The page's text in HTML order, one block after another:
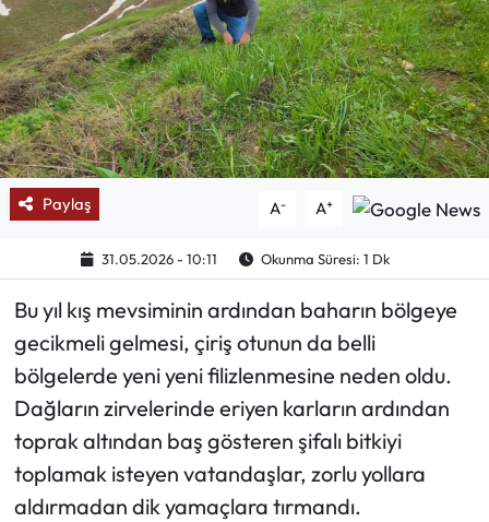
Paylaş A- A+
31.05.2026 - 10:11 Okunma Süresi: 1 Dk
Bu yıl kış mevsiminin ardından baharın bölgeye
gecikmeli gelmesi, çiriş otunun da belli
bölgelerde yeni yeni filizlenmesine neden oldu.
Dağların zirvelerinde eriyen karların ardından
toprak altından baş gösteren şifalı bitkiyi
toplamak isteyen vatandaşlar, zorlu yollara
aldırmadan dik yamaçlara tırmandı.
Mektup Galeri
Röportaj
Manşet
Köşe Yazıları
Karikatür Galeri
BIK
ASTROLOJİ
Spor Yazıları
Mektup Galeri